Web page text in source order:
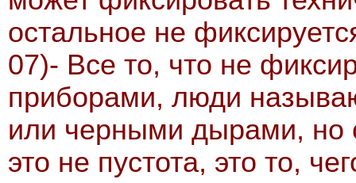
остальное не
07)- Все то, что не
приборами, люди
или черными дырами, но
это не пустота, это то,